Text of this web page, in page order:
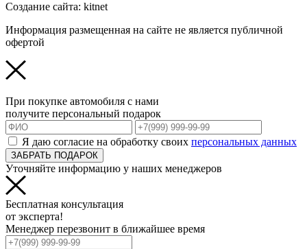
Создание сайта: kitnet
Информация размещенная на сайте не является публичной
офертой
При покупке автомобиля с нами
получите персональный подарок
Я даю согласие на обработку своих персональных данных
ЗАБРАТЬ ПОДАРОК
Уточняйте информацию у наших менеджеров
Бесплатная консультация
от эксперта!
Менеджер перезвонит в ближайшее время